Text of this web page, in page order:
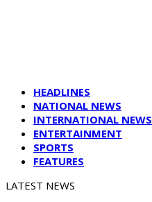
HEADLINES
NATIONAL NEWS
INTERNATIONAL NEWS
ENTERTAINMENT
SPORTS
FEATURES
LATEST NEWS